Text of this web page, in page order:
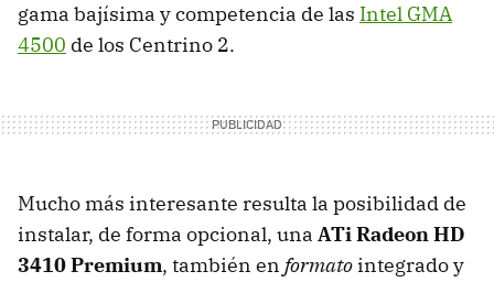
gama bajísima y competencia de las Intel GMA
4500 de los Centrino 2.
Mucho más interesante resulta la posibilidad de
instalar, de forma opcional, una ATi Radeon HD
3410 Premium, también en formato integrado y